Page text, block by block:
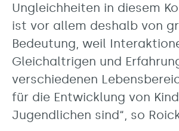
Ungleichheiten in diesem
ist vor allem deshalb von
Bedeutung, weil
Gleichaltrigen und
verschiedenen
für die Entwicklung von
Jugendlichen sind“, so